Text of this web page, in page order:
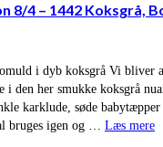
8/4 – 1442 Koksgrå,
i dyb koksgrå Vi bliver
den her smukke koksgrå
karklude, søde
bruges igen og … Læs mere